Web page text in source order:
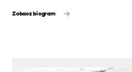
Zobacz biogram